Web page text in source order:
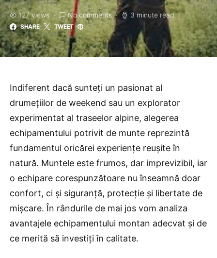
127 views No comments 3 minute read
SHARE TWEET
Indiferent dacă sunteți un pasionat al
drumețiilor de weekend sau un explorator
experimentat al traseelor alpine, alegerea
echipamentului potrivit de munte reprezintă
fundamentul oricărei experiențe reușite în
natură. Muntele este frumos, dar imprevizibil, iar
o echipare corespunzătoare nu înseamnă doar
confort, ci și siguranță, protecție și libertate de
mișcare. În rândurile de mai jos vom analiza
avantajele echipamentului montan adecvat și de
ce merită să investiți în calitate.